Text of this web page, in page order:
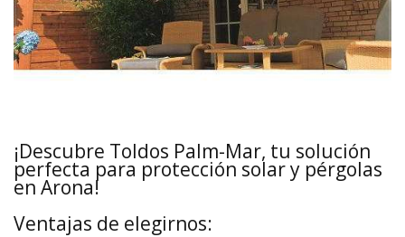
¡Descubre Toldos Palm-Mar, tu solución
perfecta para protección solar y pérgolas
en Arona!
Ventajas de elegirnos: